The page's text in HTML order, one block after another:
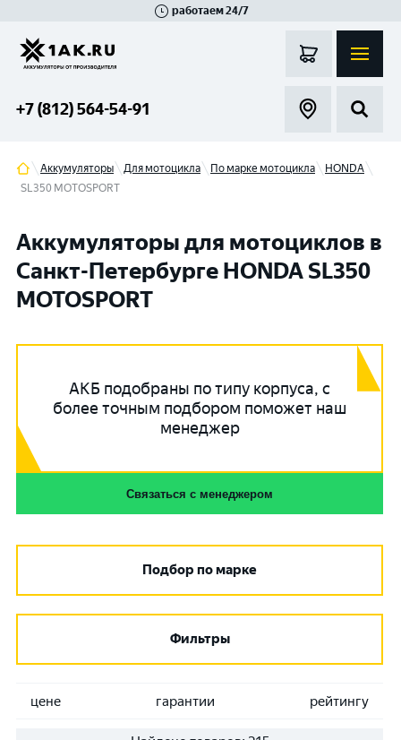
работаем 24/7
+7 (812) 564-54-91
Аккумуляторы Для мотоцикла По марке мотоцикла
HONDA
SL350 MOTOSPORT
Аккумуляторы для мотоциклов в
Санкт-Петербурге HONDA SL350
MOTOSPORT
АКБ подобраны по типу корпуса, с
более точным подбором поможет наш
менеджер
Связаться с менеджером
Подбор по марке
Фильтры
цене гарантии рейтингу
Гатчина